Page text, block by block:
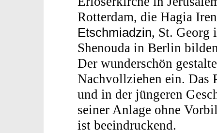
Rotterdam, die Hagia
Etschmiadzin, St. Georg
Shenouda in Berlin
Der wunderschön
Nachvollziehen ein. Das
und in der jüngeren
seiner Anlage ohne
ist beeindruckend.